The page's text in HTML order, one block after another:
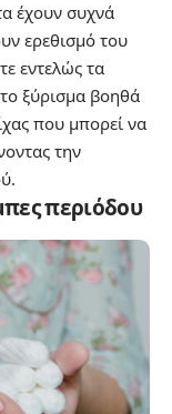
έχουν συχνά
ερεθισμό του
εντελώς τα
ξύρισμα βοηθά
που μπορεί να
την
περιόδου